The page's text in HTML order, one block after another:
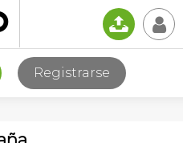
📤 👤
Registrarse